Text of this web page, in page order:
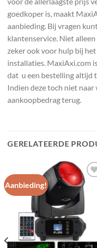
goedkoper is, maakt
aanbieding. Bij vragen
klantenservice. Niet
zeker ook voor hulp bij
installaties. MaxiAxi.com
dat u een bestelling altijd
Indien deze toch niet
aankoopbedrag terug.
GERELATEERDE
Aanbieding!
Toevoegen
aan
wenslijst